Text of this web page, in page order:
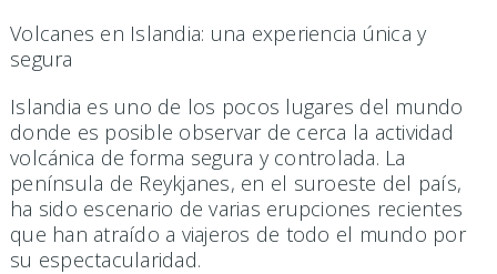
Volcanes en Islandia: una experiencia única y
segura
Islandia es uno de los pocos lugares del mundo
donde es posible observar de cerca la actividad
volcánica de forma segura y controlada. La
península de Reykjanes, en el suroeste del país,
ha sido escenario de varias erupciones recientes
que han atraído a viajeros de todo el mundo por
su espectacularidad.